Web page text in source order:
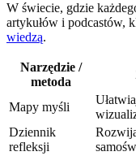
W świecie, gdzie
artykułów i podcastów,
wiedzą.
Narzędzie /
metoda
Mapy myśli
Dziennik
refleksji